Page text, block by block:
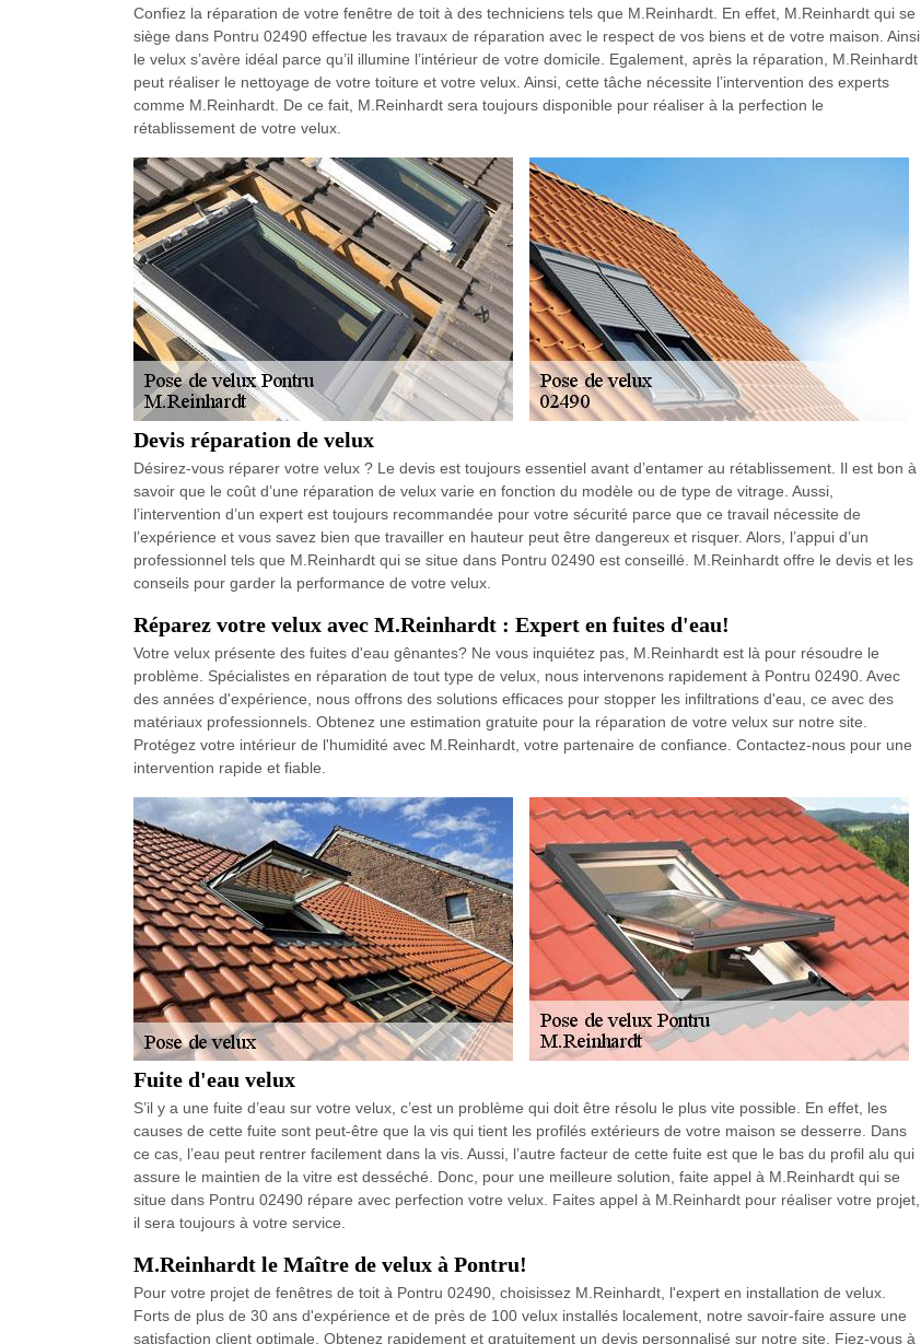
Confiez la réparation de votre fenêtre de toit à des techniciens tels que M.Reinhardt. En effet, M.Reinhardt qui se
siège dans Pontru 02490 effectue les travaux de réparation avec le respect de vos biens et de votre maison. Ainsi,
le velux s’avère idéal parce qu’il illumine l’intérieur de votre domicile. Egalement, après la réparation, M.Reinhardt
peut réaliser le nettoyage de votre toiture et votre velux. Ainsi, cette tâche nécessite l’intervention des experts
comme M.Reinhardt. De ce fait, M.Reinhardt sera toujours disponible pour réaliser à la perfection le
rétablissement de votre velux.
Devis réparation de velux
Désirez-vous réparer votre velux ? Le devis est toujours essentiel avant d’entamer au rétablissement. Il est bon à
savoir que le coût d’une réparation de velux varie en fonction du modèle ou de type de vitrage. Aussi,
l’intervention d’un expert est toujours recommandée pour votre sécurité parce que ce travail nécessite de
l’expérience et vous savez bien que travailler en hauteur peut être dangereux et risquer. Alors, l’appui d’un
professionnel tels que M.Reinhardt qui se situe dans Pontru 02490 est conseillé. M.Reinhardt offre le devis et les
conseils pour garder la performance de votre velux.
Réparez votre velux avec M.Reinhardt : Expert en fuites d'eau!
Votre velux présente des fuites d'eau gênantes? Ne vous inquiétez pas, M.Reinhardt est là pour résoudre le
problème. Spécialistes en réparation de tout type de velux, nous intervenons rapidement à Pontru 02490. Avec
des années d'expérience, nous offrons des solutions efficaces pour stopper les infiltrations d'eau, ce avec des
matériaux professionnels. Obtenez une estimation gratuite pour la réparation de votre velux sur notre site.
Protégez votre intérieur de l'humidité avec M.Reinhardt, votre partenaire de confiance. Contactez-nous pour une
intervention rapide et fiable.
Fuite d'eau velux
S’il y a une fuite d’eau sur votre velux, c’est un problème qui doit être résolu le plus vite possible. En effet, les
causes de cette fuite sont peut-être que la vis qui tient les profilés extérieurs de votre maison se desserre. Dans
ce cas, l’eau peut rentrer facilement dans la vis. Aussi, l’autre facteur de cette fuite est que le bas du profil alu qui
assure le maintien de la vitre est desséché. Donc, pour une meilleure solution, faite appel à M.Reinhardt qui se
situe dans Pontru 02490 répare avec perfection votre velux. Faites appel à M.Reinhardt pour réaliser votre projet,
il sera toujours à votre service.
M.Reinhardt le Maître de velux à Pontru!
Pour votre projet de fenêtres de toit à Pontru 02490, choisissez M.Reinhardt, l'expert en installation de velux.
Forts de plus de 30 ans d'expérience et de près de 100 velux installés localement, notre savoir-faire assure une
satisfaction client optimale. Obtenez rapidement et gratuitement un devis personnalisé sur notre site. Fiez-vous à